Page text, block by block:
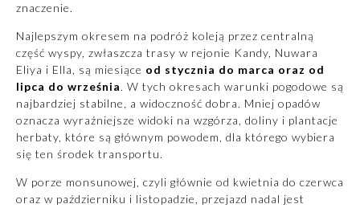
znaczenie.
Najlepszym okresem na podróż koleją przez centralną
część wyspy, zwłaszcza trasy w rejonie Kandy, Nuwara
Eliya i Ella, są miesiące od stycznia do marca oraz od
lipca do września. W tych okresach warunki pogodowe są
najbardziej stabilne, a widoczność dobra. Mniej opadów
oznacza wyraźniejsze widoki na wzgórza, doliny i plantacje
herbaty, które są głównym powodem, dla którego wybiera
się ten środek transportu.
W porze monsunowej, czyli głównie od kwietnia do czerwca
oraz w październiku i listopadzie, przejazd nadal jest